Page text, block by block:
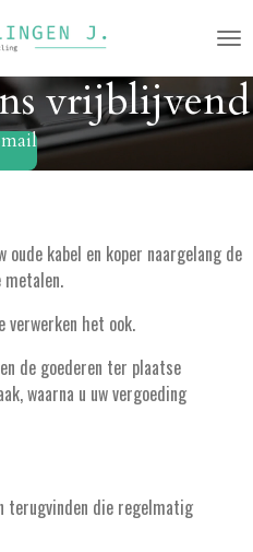
vrijblijvend
kabel en koper naargelang de
metalen.
verwerken het ook.
de goederen ter plaatse
waarna u uw vergoeding
terugvinden die regelmatig